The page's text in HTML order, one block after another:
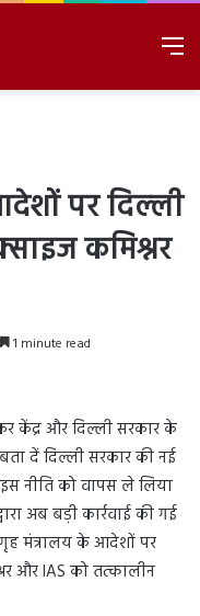
पर द‍िल्‍ली
कमिश्नर
1 minute read
केंद्र और दिल्ली सरकार के
दें दिल्ली सरकार की नई
नीति को वापस ले लिया
अब बड़ी कार्रवाई की गई
गृह मंत्रालय के आदेशों पर
और IAS को तत्कालीन